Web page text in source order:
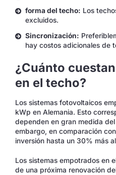
forma del techo: Los
excluidos.
Sincronización:
hay costos adicionales de
¿Cuánto
en el techo?
Los sistemas fotovoltaicos
kWp en Alemania. Esto
dependen en gran medida
embargo, en comparación
inversión hasta un 30% más
Los sistemas empotrados en
de una próxima renovación